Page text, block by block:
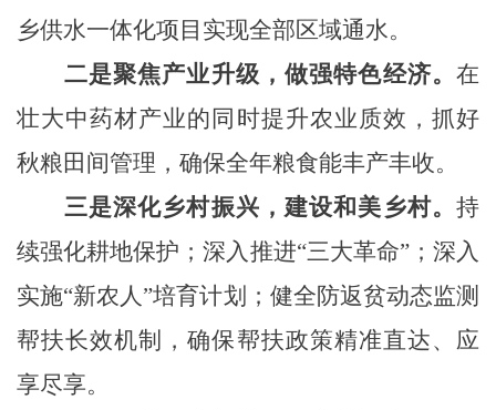
乡供水一体化项目实现全部区域通水。
二是聚焦产业升级，做强特色经济。 在
壮大中药材产业的同时提升农业质效，抓好
秋粮田间管理，确保全年粮食能丰产丰收。
三是深化乡村振兴，建设和美乡村。 持
续强化耕地保护；深入推进“三大革命”；深入
实施“新农人”培育计划；健全防返贫动态监测
帮扶长效机制，确保帮扶政策精准直达、应
享尽享。